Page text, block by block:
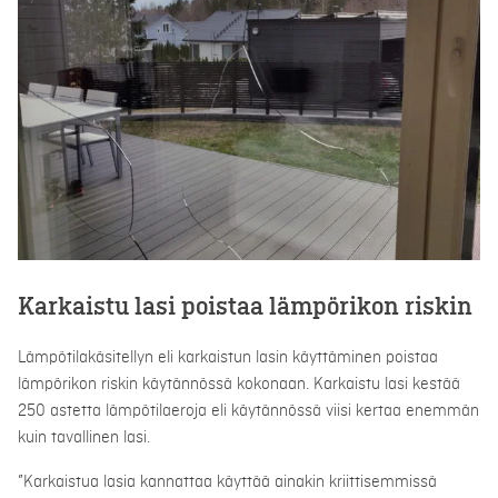
Karkaistu lasi poistaa lämpörikon riskin
Lämpötilakäsitellyn eli karkaistun lasin käyttäminen poistaa
lämpörikon riskin käytännössä kokonaan. Karkaistu lasi kestää
250 astetta lämpötilaeroja eli käytännössä viisi kertaa enemmän
kuin tavallinen lasi.
”Karkaistua lasia kannattaa käyttää ainakin kriittisemmissä